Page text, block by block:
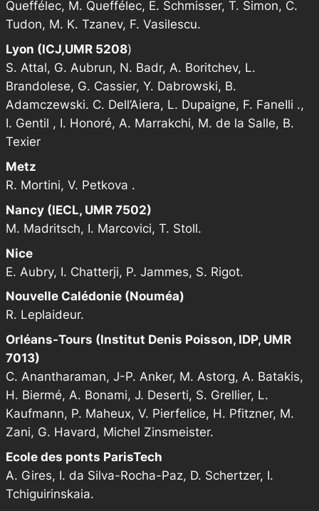
Queffélec, M. Queffélec, E. Schmisser, T. Simon, C.
Tudon, M. K. Tzanev, F. Vasilescu.
Lyon (ICJ,UMR 5208)
S. Attal, G. Aubrun, N. Badr, A. Boritchev, L.
Brandolese, G. Cassier, Y. Dabrowski, B.
Adamczewski. C. Dell’Aiera, L. Dupaigne, F. FaneIli .,
I. Gentil , I. Honoré, A. Marrakchi, M. de la Salle, B.
Texier
Metz
R. Mortini, V. Petkova .
Nancy (IECL, UMR 7502)
M. Madritsch, I. Marcovici, T. Stoll.
Nice
E. Aubry, I. Chatterji, P. Jammes, S. Rigot.
Nouvelle Calédonie (Nouméa)
R. Leplaideur.
Orléans-Tours (Institut Denis Poisson, IDP, UMR
7013)
C. Anantharaman, J-P. Anker, M. Astorg, A. Batakis,
H. Biermé, A. Bonami, J. Deserti, S. Grellier, L.
Kaufmann, P. Maheux, V. Pierfelice, H. Pfitzner, M.
Zani, G. Havard, Michel Zinsmeister.
Ecole des ponts ParisTech
A. Gires, I. da Silva-Rocha-Paz, D. Schertzer, I.
Tchiguirinskaia.